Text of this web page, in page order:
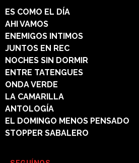
ES COMO EL DÍA
AHI VAMOS
ENEMIGOS INTIMOS
JUNTOS EN REC
NOCHES SIN DORMIR
ENTRE TATENGUES
ONDA VERDE
LA CAMARILLA
ANTOLOGÍA
EL DOMINGO MENOS PENSADO
STOPPER SABALERO